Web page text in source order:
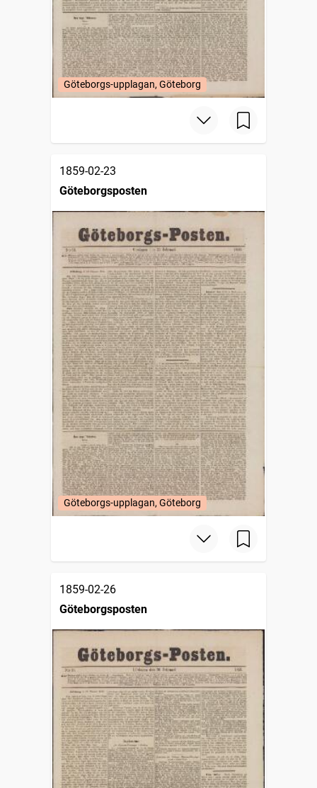
Göteborgs-upplagan, Göteborg
1859-02-23
Göteborgsposten
Göteborgs-upplagan, Göteborg
1859-02-26
Göteborgsposten